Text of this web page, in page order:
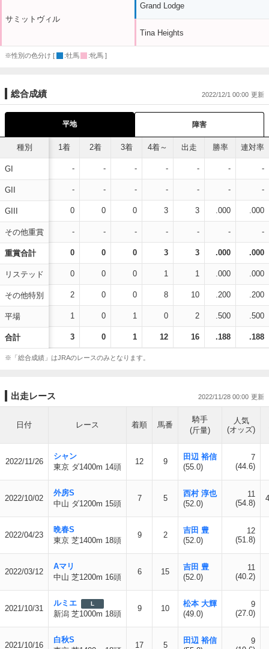
サミットヴィル
Grand Lodge
Tina Heights
※性別の色分け [ :牡馬 :牝馬 ]
総合成績 2022/12/1 00:00
平地 障害
種別
GI
GII
GIII
その他重賞
重賞合計
リステッド
その他特別
平場
合計
1着 2着 3着 4着～ 出走 勝率 連対率
- - - - - - -
- - - - - - -
0 0 0 3 3 .000 .000
- - - - - - -
0 0 0 3 3 .000 .000
0 0 0 1 1 .000 .000
2 0 0 8 10 .200 .200
1 0 1 0 2 .500 .500
3 0 1 12 16 .188 .188
※「総合成績」はJRAのレースのみとなります。
出走レース 2022/11/28 00:00
日付 レース 着順 馬番
騎手
(斤量)
人気
(オッズ)
2022/11/26
シャン
東京 ダ1400m 14頭
12 9
田辺 裕信
(55.0)
7
(44.6)
2022/10/02
外房S
中山 ダ1200m 15頭
7 5
西村 淳也
(52.0)
11
(54.8)
2022/04/23
晩春S
東京 芝1400m 18頭
9 2
吉田 豊
(52.0)
12
(51.8)
2022/03/12
Aマリ
中山 芝1200m 16頭
6 15
吉田 豊
(52.0)
11
(40.2)
2021/10/31
ルミエ L
新潟 芝1000m 18頭
9 10
松本 大輝
(49.0)
9
(27.0)
2021/10/16
白秋S
17 5
田辺 裕信
9